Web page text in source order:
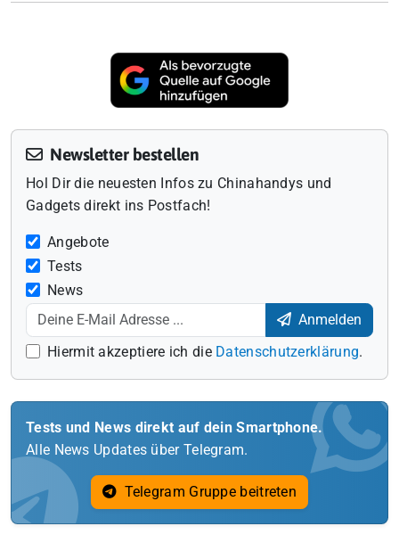
Newsletter bestellen
Hol Dir die neuesten Infos zu Chinahandys und
Gadgets direkt ins Postfach!
Angebote
Tests
News
Anmelden
Hiermit akzeptiere ich die Datenschutzerklärung.
Tests und News direkt auf dein Smartphone.
Alle News Updates über Telegram.
Telegram Gruppe beitreten